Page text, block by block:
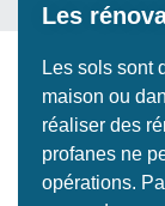
Les
Les sols sont
maison ou
réaliser des
profanes ne
opérations.